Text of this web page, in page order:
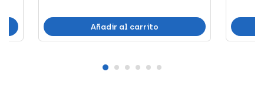
Añadir al carrito